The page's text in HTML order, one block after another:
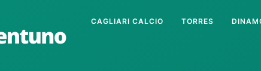
CAGLIARI CALCIO TORRES